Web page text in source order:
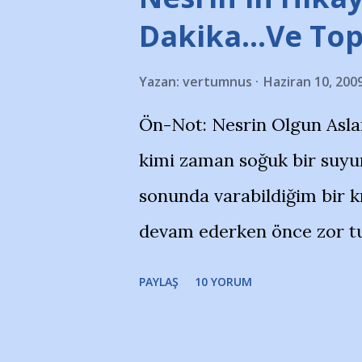
takımlarının Futbol
görmek istemediklerini bir
bildiriyordu.. Bu grup
''Açık ve net olarak
yanısıra, bu takımlara ait
Bursa Büyükşehir
merkezlerini de
Dakika…Ve
Yazan: vertumnus Haziran 10,
Ön-Not: Nesrin Olgun
kimi zaman soğuk bir
sonunda varabildiğim bir
devam ederken önce zor
PAYLAŞ 10 YORUM